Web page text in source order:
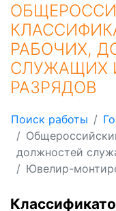
РАБОЧИХ,
СЛУЖАЩИХ
РАЗРЯДОВ
Поиск работы
должностей
Ювелир-